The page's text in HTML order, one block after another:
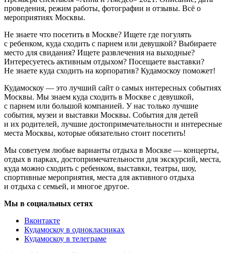
проведения, режим работы, фотографии и отзывы. Всё о
мероприятиях Москвы.
Не знаете что посетить в Москве? Ищете где погулять
с ребенком, куда сходить с парнем или девушкой? Выбираете
место для свидания? Ищете развлечения на выходные?
Интересуетесь активным отдыхом? Посещаете выставки?
Не знаете куда сходить на корпоратив? Кудамоскоу поможет!
Кудамоскоу — это лучший сайт о самых интересных событиях
Москвы. Мы знаем куда сходить в Москве с девушкой,
с парнем или большой компанией. У нас только лучшие
события, музеи и выставки Москвы. События для детей
и их родителей, лучшие достопримечательности и интересные
места Москвы, которые обязательно стоит посетить!
Мы советуем любые варианты отдыха в Москве — концерты,
отдых в парках, достопримечательности для экскурсий, места,
куда можно сходить с ребенком, выставки, театры, шоу,
спортивные мероприятия, места для активного отдыха
и отдыха с семьей, и многое другое.
Мы в социальных сетях
Вконтакте
Кудамоскоу в однокласниках
Кудамоскоу в телеграме